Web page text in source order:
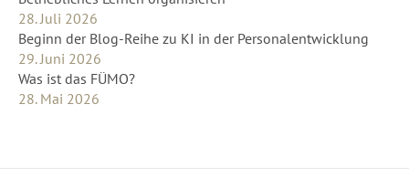
28. Juli 2026
Beginn der Blog-Reihe zu KI in der Personalentwicklung
29. Juni 2026
Was ist das FÜMO?
28. Mai 2026